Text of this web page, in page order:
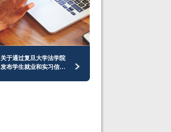
关于通过复旦大学法学院
发布学生就业和实习信息